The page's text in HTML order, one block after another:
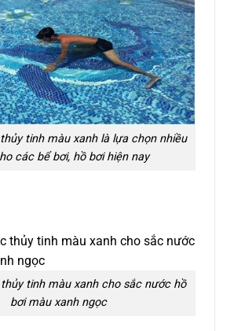
tinh màu xanh là lựa chọn nhiều
các bể bơi, hồ bơi hiện nay
tinh màu xanh cho sắc nước hồ
bơi màu xanh ngọc